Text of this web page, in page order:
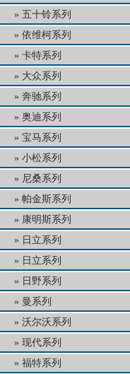
五十铃系列
依维柯系列
卡特系列
大众系列
奔驰系列
奥迪系列
宝马系列
小松系列
尼桑系列
帕金斯系列
康明斯系列
日立系列
日立系列
日野系列
曼系列
沃尔沃系列
现代系列
福特系列